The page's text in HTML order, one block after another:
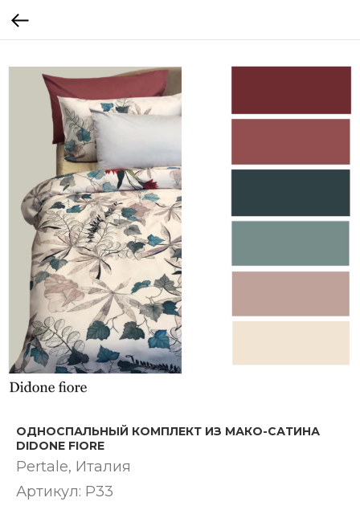
ОДНОСПАЛЬНЫЙ КОМПЛЕКТ ИЗ МАКО-САТИНА
DIDONE FIORE
Pertale​, Италия
Артикул: P33